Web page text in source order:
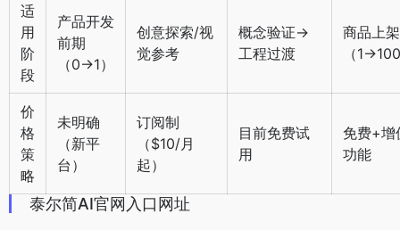
适
用
阶
段
产品开发
前期
（0→1）
创意探索/视
觉参考
概念验证→
工程过渡
商品上
（
价
格
策
略
未明确
（新平
台）
订阅制
（$10/月
起）
目前免费试
用
免费+增
功能
泰尔简AI官网入口网址